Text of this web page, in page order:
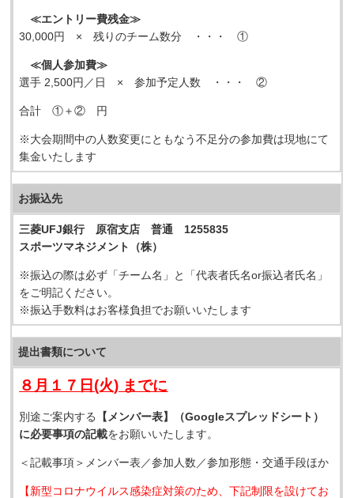
≪エントリー費残金≫
30,000円 × 残りのチーム数分 ・・・ ①
≪個人参加費≫
選手 2,500円／日 × 参加予定人数 ・・・ ②
合計 ①＋② 円
※大会期間中の人数変更にともなう不足分の参加費は現地にて
集金いたします
お振込先
三菱UFJ銀行 原宿支店 普通 1255835
スポーツマネジメント（株）
※振込の際は必ず「チーム名」と「代表者氏名or振込者氏名」
をご明記ください。
※振込手数料はお客様負担でお願いいたします
提出書類について
８月１７日(火) までに
別途ご案内する
【メンバー表】（Googleスプレッドシート）
に必要事項の記載をお願いいたします。
＜記載事項＞メンバー表／参加人数／参加形態・交通手段ほか
【新型コロナウイルス感染症対策のため、下記制限を設けてお